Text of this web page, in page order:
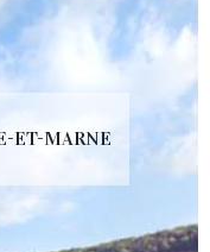
ET-MARNE